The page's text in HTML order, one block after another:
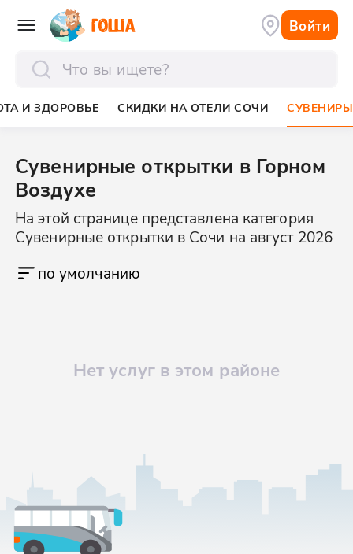
Войти
И ЗДОРОВЬЕ СКИДКИ НА ОТЕЛИ СОЧИ СУВЕНИРЫ
Сувенирные открытки в Горном
Воздухе
На этой странице представлена категория
Сувенирные открытки в Сочи на август 2026
по умолчанию
Нет услуг в этом районе